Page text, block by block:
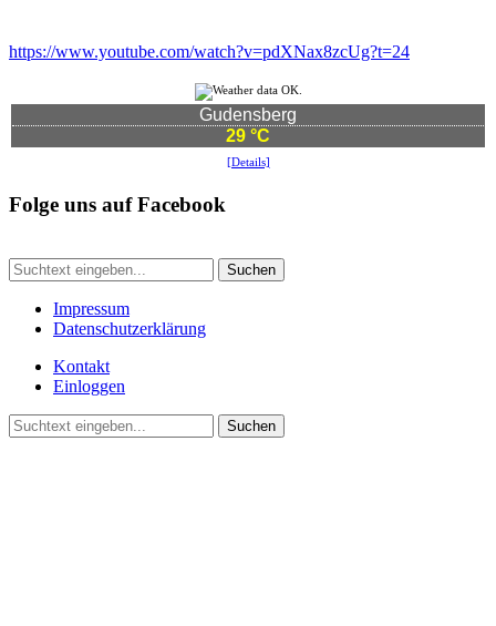
https://www.youtube.com/watch?v=pdXNax8zcUg?t=24
Gudensberg
29 °C
[Details]
Folge uns auf Facebook
Suchen
Impressum
Datenschutzerklärung
Kontakt
Einloggen
Suchen